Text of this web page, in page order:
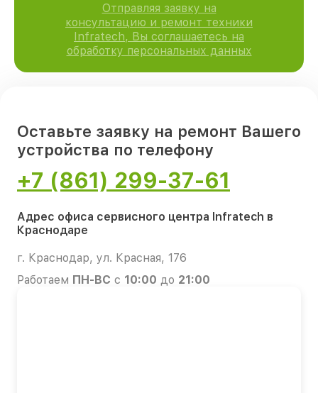
Отправляя заявку на
консультацию и ремонт техники
Infratech, Вы соглашаетесь на
обработку персональных данных
Оставьте заявку на ремонт Вашего
устройства по телефону
+7 (861) 299-37-61
Адрес офиса сервисного центра Infratech в
Краснодаре
г. Краснодар, ул. Красная, 176
Работаем ПН-ВС с 10:00 до 21:00